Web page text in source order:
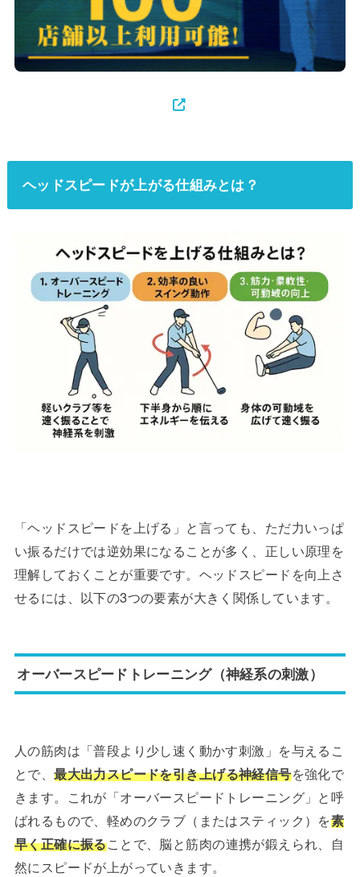
ヘッドスピードが上がる仕組みとは？
「ヘッドスピードを上げる」と言っても、ただ力いっぱ
い振るだけでは逆効果になることが多く、正しい原理を
理解しておくことが重要です。ヘッドスピードを向上さ
せるには、以下の3つの要素が大きく関係しています。
オーバースピードトレーニング（神経系の刺激）
人の筋肉は「普段より少し速く動かす刺激」を与えるこ
とで、最大出力スピードを引き上げる神経信号を強化で
きます。これが「オーバースピードトレーニング」と呼
ばれるもので、軽めのクラブ（またはスティック）を素
早く正確に振ることで、脳と筋肉の連携が鍛えられ、自
然にスピードが上がっていきます。